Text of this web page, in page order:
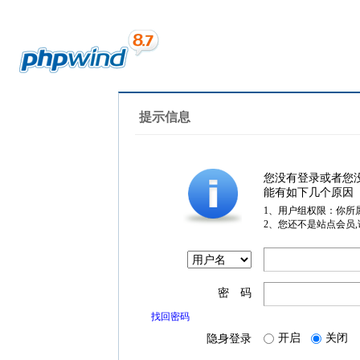
提示信息
您没有登录或者您
能有如下几个原因
1、用户组权限：你所
2、您还不是站点会员
密 码
找回密码
隐身登录 开启 关闭